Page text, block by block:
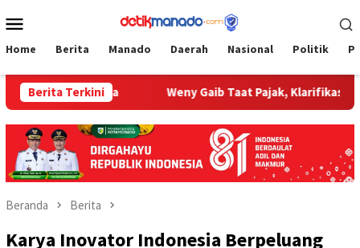
ke
Mobile
Home Berita Manado Daerah Nasional Politik
Berita Terkini
Desa Weny Gaib Taat Pajak, Klarifikasi Data
Beranda Berita
Karya Inovator Indonesia Berpeluang